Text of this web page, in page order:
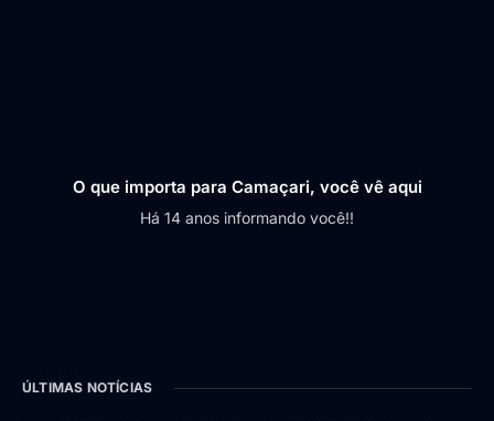
O que importa para Camaçari, você vê aqui
Há 14 anos informando você!!
ÚLTIMAS NOTÍCIAS